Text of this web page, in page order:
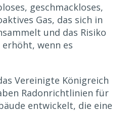
geschmackloses,
Gas, das sich in
und das Risiko
wenn es
Vereinigte Königreich
Radonrichtlinien für
entwickelt, die eine